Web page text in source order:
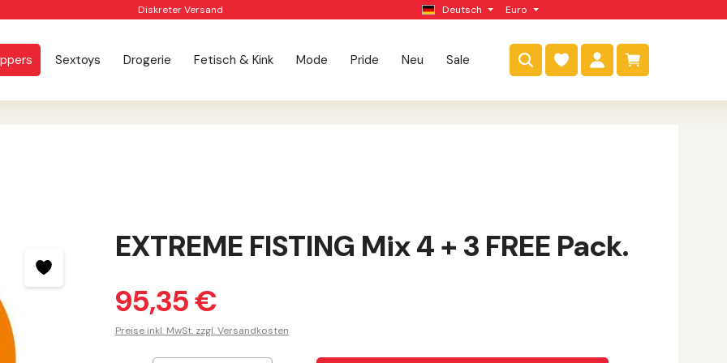
Diskreter Versand Deutsch Euro
Sextoys Drogerie Fetisch & Kink Mode Pride Neu Sale
Warenkorb
EXTREME FISTING Mix 4 + 3 FREE Pack.
95,35 €
Preise inkl. MwSt. zzgl. Versandkosten